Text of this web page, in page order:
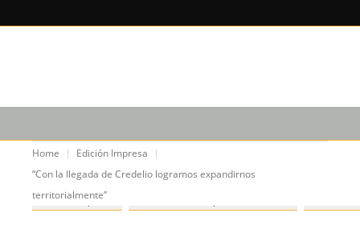
Home
Edición Impresa
“Con la llegada de Credelio logramos expandirnos
territorialmente”
Edición Impresa